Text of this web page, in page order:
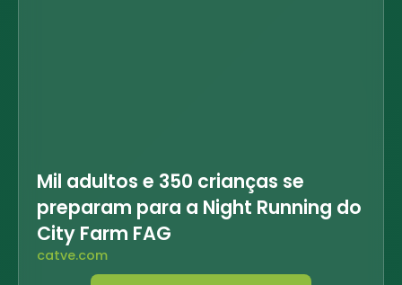
Mil adultos e 350 crianças se
preparam para a Night Running do
City Farm FAG
catve.com